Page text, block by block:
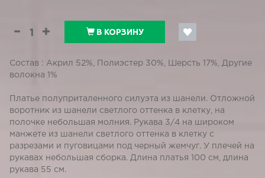
В КОРЗИНУ
Состав : Акрил 52%, Полиэстер 30%, Шерсть 17%, Другие
волокна 1%
Платье полуприталенного силуэта из шанели. Отложной
воротник из шанели светлого оттенка в клетку, на
полочке небольшая молния. Рукава 3/4 на широком
манжете из шанели светлого оттенка в клетку с
разрезами и пуговицами под черный жемчуг. У плечей на
рукавах небольшая сборка. Длина платья 100 см, длина
рукава 55 см.